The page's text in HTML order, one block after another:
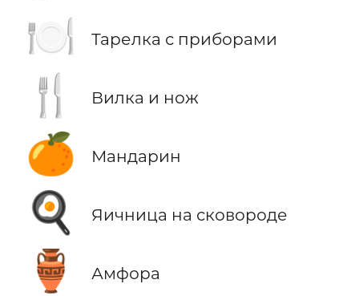
🍽️ Тарелка с приборами
🍴 Вилка и нож
🍊 Мандарин
🍳 Яичница на сковороде
🏺 Амфора